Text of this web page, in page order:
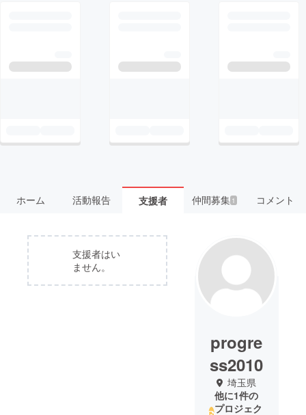
ホーム 活動報告 支援者 仲間募集 1 コメント
支援者はい
ません。
progre
ss2010
埼玉県
他に1件の
プロジェク